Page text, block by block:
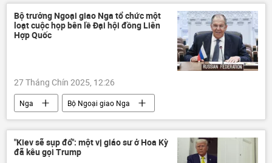
Thế giới
an ninh
Bộ trưởng Ngoại giao Nga tổ chức một
loạt cuộc họp bên lề Đại hội đồng Liên
Hợp Quốc
27 Tháng Chín 2025, 12:26
Nga
Bộ Ngoại giao Nga
Sergey Lavrov
Liên Hợp Quốc
Singapore
Ấn Độ
Hàn Quốc
Campuchia
quan hệ
"Kiev sẽ sụp đổ": một vị giáo sư ở Hoa Kỳ
đã kêu gọi Trump